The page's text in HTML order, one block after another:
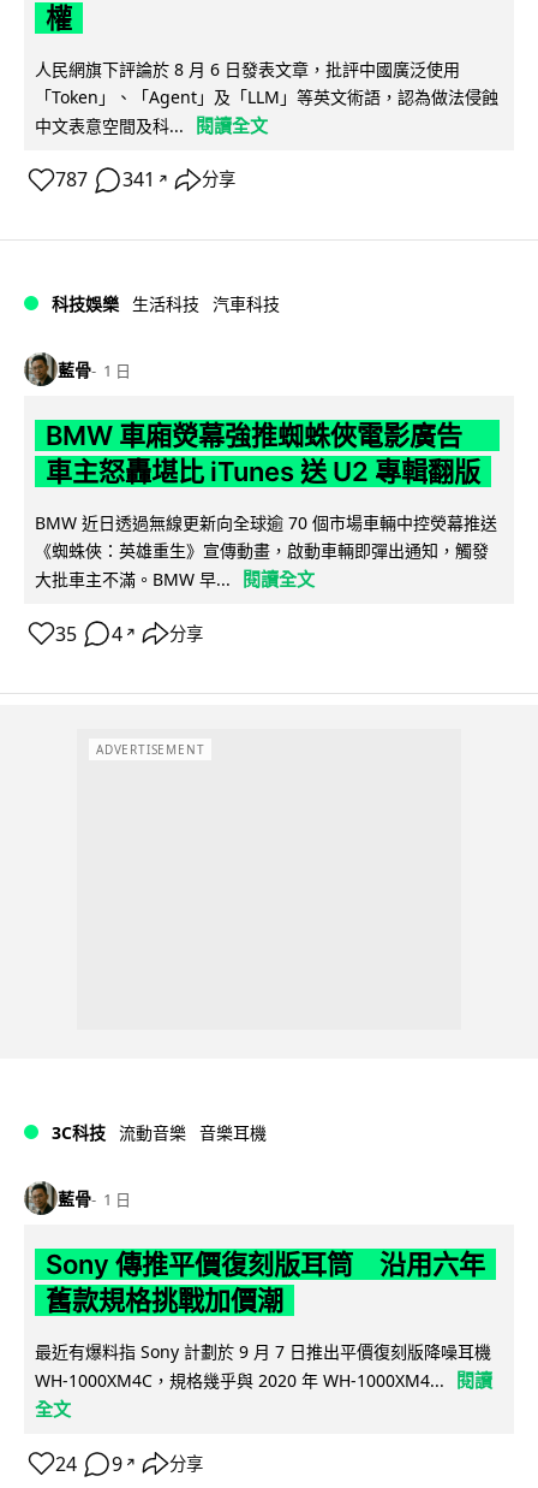
權
人民網旗下評論於 8 月 6 日發表文章，批評中國廣泛使用
「Token」、「Agent」及「LLM」等英文術語，認為做法侵蝕
中文表意空間及科...
閱讀全文
787 341 ↗ 分享
科技娛樂 生活科技 汽車科技
藍骨 1 日
BMW 車廂熒幕強推蜘蛛俠電影廣告
車主怒轟堪比 iTunes 送 U2 專輯翻版
BMW 近日透過無線更新向全球逾 70 個市場車輛中控熒幕推送
《蜘蛛俠：英雄重生》宣傳動畫，啟動車輛即彈出通知，觸發
大批車主不滿。BMW 早...
閱讀全文
35 4 ↗ 分享
ADVERTISEMENT
3C科技 流動音樂 音樂耳機
藍骨 1 日
Sony 傳推平價復刻版耳筒 沿用六年
舊款規格挑戰加價潮
最近有爆料指 Sony 計劃於 9 月 7 日推出平價復刻版降噪耳機
WH-1000XM4C，規格幾乎與 2020 年 WH-1000XM4...
閱讀
全文
24 9 ↗ 分享